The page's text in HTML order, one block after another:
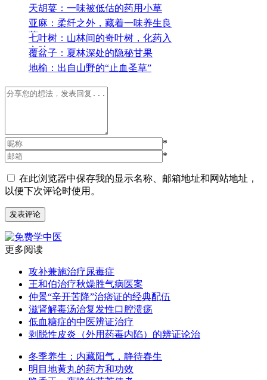
天胡荽：一味被低估的药用小草
亚麻：柔纤之外，藏着一味养生良
药
七叶树：山林间的奇叶树，化药入
心脉
覆盆子：夏林深处的隐秘甘果
地榆：出自山野的“止血圣草”
*
*
在此浏览器中保存我的显示名称、邮箱地址和网站地址，
以便下次评论时使用。
更多阅读
攻补兼施治疗尿毒症
王和伯治疗秋燥胜气病医案
仲景“辛开苦降”治痞证的经典配伍
滋肾解毒汤治复发性口腔溃疡
低血糖症的中医辨证治疗
剥脱性皮炎（外用药毒内陷）的辨证论治
冬季养生：内藏阳气，静待春生
明目地黄丸的药方和功效